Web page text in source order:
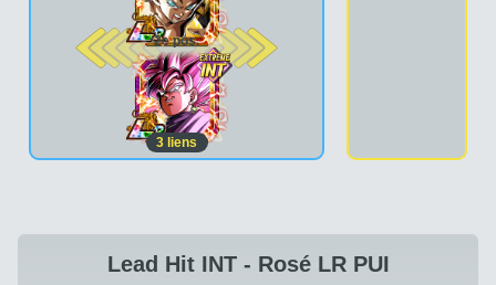
2e pos.
3 liens
Lead Hit INT - Rosé LR PUI